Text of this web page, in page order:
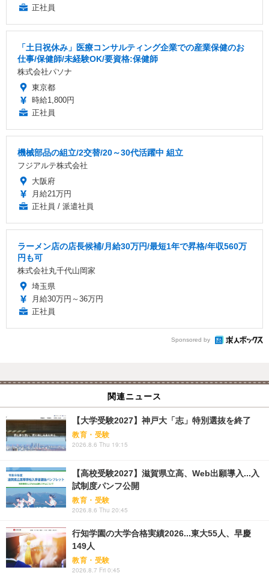
正社員
「土日祝休み」医療コンサルティング企業での産業保健のお
仕事/保健師/未経験OK/要資格:保健師
株式会社パソナ
東京都
時給1,800円
正社員
機械部品の組立/2交替/20～30代活躍中 組立
フジアルテ株式会社
大阪府
月給21万円
正社員 / 派遣社員
ラーメン店の店長候補/月給30万円/最短1年で昇格/年収560万
円も可
株式会社丸千代山岡家
埼玉県
月給30万円～36万円
正社員
Sponsored by
関連ニュース
【大学受験2027】神戸大「志」特別選抜を終了
教育・受験
2026.8.6 Thu 19:15
【高校受験2027】滋賀県立高、Web出願導入...入
試制度パンフ公開
教育・受験
2026.8.6 Thu 20:45
行知学園の大学合格実績2026...東大55人、早慶
149人
教育・受験
2026.8.7 Fri 0:45